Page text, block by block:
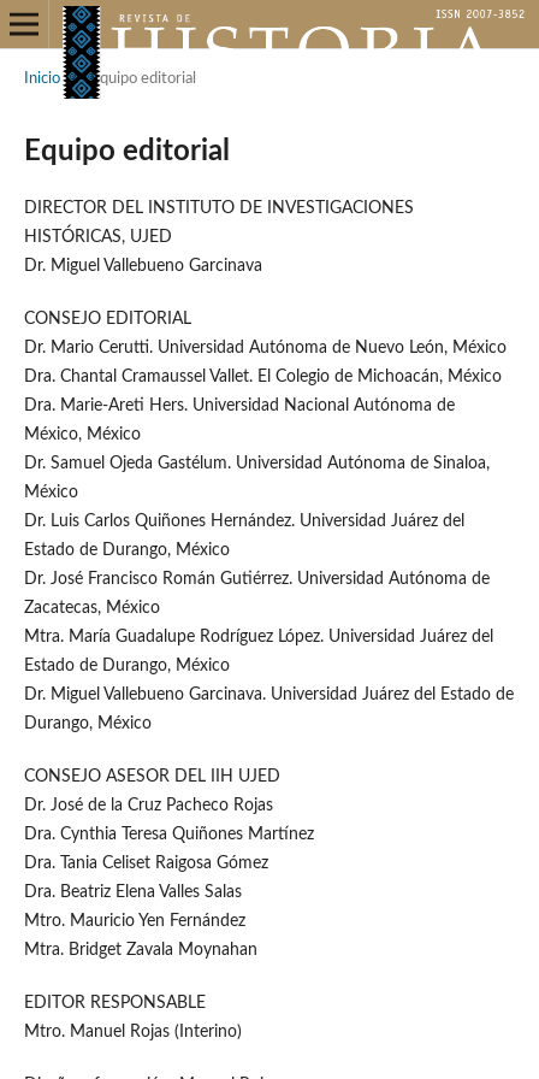
Inicio / Equipo editorial
Equipo editorial
DIRECTOR DEL INSTITUTO DE INVESTIGACIONES
HISTÓRICAS, UJED
Dr. Miguel Vallebueno Garcinava
CONSEJO EDITORIAL
Dr. Mario Cerutti. Universidad Autónoma de Nuevo León, México
Dra. Chantal Cramaussel Vallet. El Colegio de Michoacán, México
Dra. Marie-Areti Hers. Universidad Nacional Autónoma de
México, México
Dr. Samuel Ojeda Gastélum. Universidad Autónoma de Sinaloa,
México
Dr. Luis Carlos Quiñones Hernández. Universidad Juárez del
Estado de Durango, México
Dr. José Francisco Román Gutiérrez. Universidad Autónoma de
Zacatecas, México
Mtra. María Guadalupe Rodríguez López. Universidad Juárez del
Estado de Durango, México
Dr. Miguel Vallebueno Garcinava. Universidad Juárez del Estado de
Durango, México
CONSEJO ASESOR DEL IIH UJED
Dr. José de la Cruz Pacheco Rojas
Dra. Cynthia Teresa Quiñones Martínez
Dra. Tania Celiset Raigosa Gómez
Dra. Beatriz Elena Valles Salas
Mtro. Mauricio Yen Fernández
Mtra. Bridget Zavala Moynahan
EDITOR RESPONSABLE
Mtro. Manuel Rojas (Interino)